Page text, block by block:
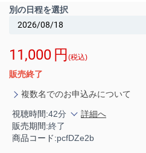
別の日程を選択
11,000 円(税込)
販売終了
複数名でのお申込みについて
視聴時間:42分
詳細へ
販売期間:終了
商品コード:pcfDZe2b